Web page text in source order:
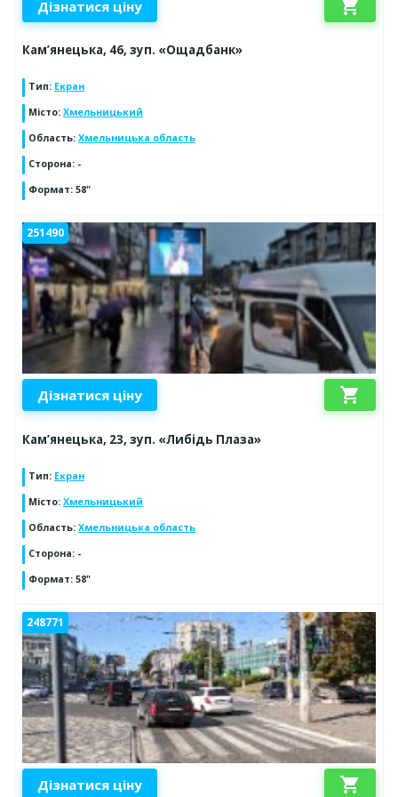
Дізнатися ціну shopping_cart
Кам’янецька, 46, зуп. «Ощадбанк»
Тип: Екран
Місто: Хмельницький
Область: Хмельницька область
Сторона: -
Формат: 58"
251490
Дізнатися ціну shopping_cart
Кам’янецька, 23, зуп. «Либідь Плаза»
Тип: Екран
Місто: Хмельницький
Область: Хмельницька область
Сторона: -
Формат: 58"
248771
Дізнатися ціну shopping_cart